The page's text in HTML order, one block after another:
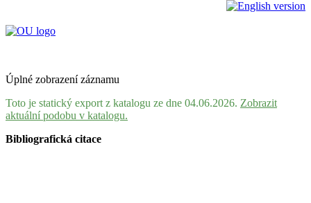
Úplné zobrazení záznamu
Toto je statický export z katalogu ze dne 04.06.2026. Zobrazit
aktuální podobu v katalogu.
Bibliografická citace